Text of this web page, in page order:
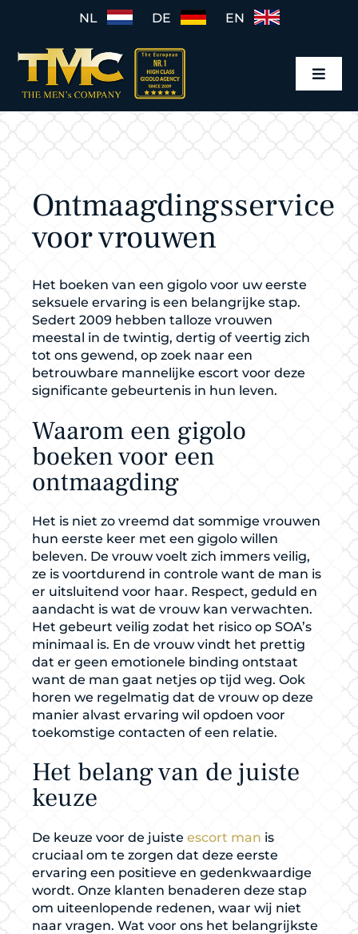
NL DE EN
Home
Gigolo boeken
Tarieven
Werkwijze
Ontmaagdingsservice
voor vrouwen
Het boeken van een gigolo voor uw eerste
seksuele ervaring is een belangrijke stap.
Sedert 2009 hebben talloze vrouwen
meestal in de twintig, dertig of veertig zich
tot ons gewend, op zoek naar een
betrouwbare mannelijke escort voor deze
significante gebeurtenis in hun leven.
Waarom een gigolo
boeken voor een
ontmaagding
Het is niet zo vreemd dat sommige vrouwen
hun eerste keer met een gigolo willen
beleven. De vrouw voelt zich immers veilig,
ze is voortdurend in controle want de man is
er uitsluitend voor haar. Respect, geduld en
aandacht is wat de vrouw kan verwachten.
Het gebeurt veilig zodat het risico op SOA’s
minimaal is. En de vrouw vindt het prettig
dat er geen emotionele binding ontstaat
want de man gaat netjes op tijd weg. Ook
horen we regelmatig dat de vrouw op deze
manier alvast ervaring wil opdoen voor
toekomstige contacten of een relatie.
Het belang van de juiste
keuze
De keuze voor de juiste escort man is
cruciaal om te zorgen dat deze eerste
ervaring een positieve en gedenkwaardige
wordt. Onze klanten benaderen deze stap
om uiteenlopende redenen, waar wij niet
naar vragen. Wat voor ons het belangrijkste